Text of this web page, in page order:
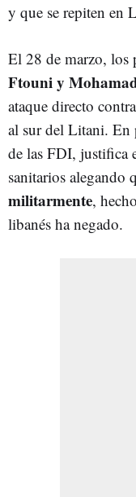
y que se repiten en
El 28 de marzo, los
Ftouni y
ataque directo
al sur del Litani. En
de las FDI, justifica
sanitarios alegando
militarmente,
libanés ha negado.